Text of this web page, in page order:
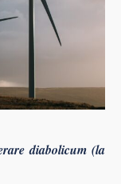
diabolicum (la